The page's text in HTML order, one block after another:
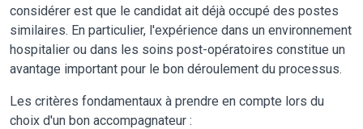
considérer est que le candidat ait déjà occupé des postes
similaires. En particulier, l'expérience dans un environnement
hospitalier ou dans les soins post-opératoires constitue un
avantage important pour le bon déroulement du processus.
Les critères fondamentaux à prendre en compte lors du
choix d'un bon accompagnateur :